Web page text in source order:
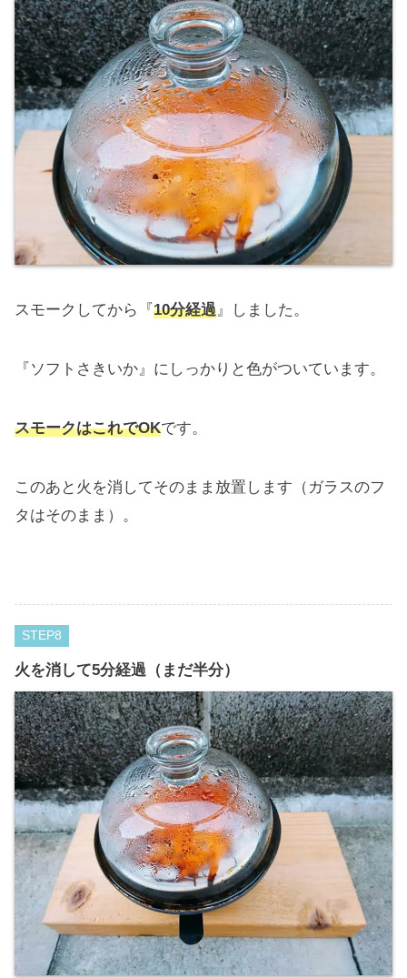
スモークしてから『10分経過』しました。
『ソフトさきいか』にしっかりと色がついています。
スモークはこれでOKです。
このあと火を消してそのまま放置します（ガラスのフ
タはそのまま）。
STEP
火を消して5分経過（まだ半分）